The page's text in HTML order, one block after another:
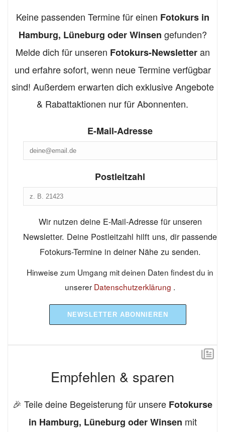
Keine passenden Termine für einen Fotokurs in
Hamburg, Lüneburg oder Winsen gefunden?
Melde dich für unseren Fotokurs-Newsletteran
und erfahre sofort, wenn neue Termine verfügbar
sind! Außerdem erwarten dich exklusive Angebote
& Rabattaktionen nur für Abonnenten.
E-Mail-Adresse
Postleitzahl
Wir nutzen deine E-Mail-Adresse für unseren
Newsletter. Deine Postleitzahl hilft uns, dir passende
Fotokurs-Termine in deiner Nähe zu senden.
Hinweise zum Umgang mit deinen Daten findest du in
unserer Datenschutzerklärung .
NEWSLETTER ABONNIEREN
Empfehlen & sparen
🎉 Teile deine Begeisterung für unsere Fotokurse
in Hamburg, Lüneburg oder Winsen mit